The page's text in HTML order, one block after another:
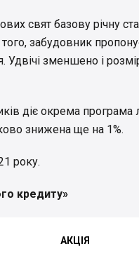
свят базову річну
забудовник
зменшено і
діє окрема програма
знижена ще на 1%.
року.
кредиту»
АКЦІЯ